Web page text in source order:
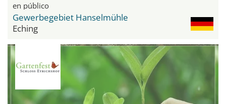
en público
Gewerbegebiet Hanselmühle
Eching